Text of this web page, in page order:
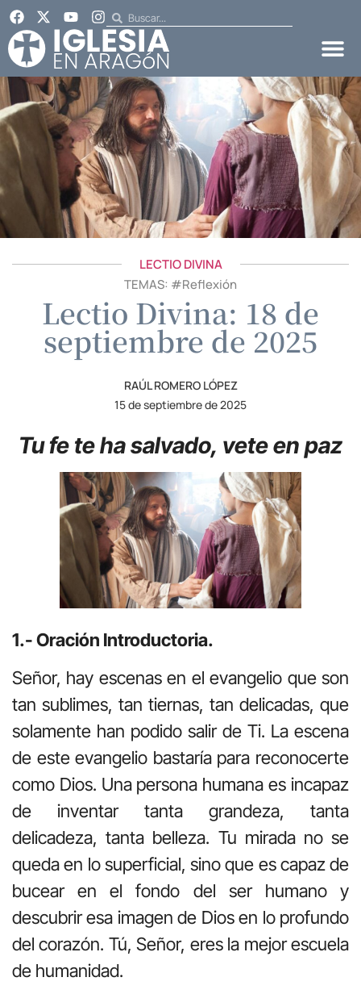
LECTIO DIVINA
TEMAS: #Reflexión
Lectio Divina: 18 de
septiembre de 2025
RAÚL ROMERO LÓPEZ
15 de septiembre de 2025
Tu fe te ha salvado, vete en paz
1.- Oración Introductoria.
Señor, hay escenas en el evangelio que son
tan sublimes, tan tiernas, tan delicadas, que
solamente han podido salir de Ti. La escena
de este evangelio bastaría para reconocerte
como Dios. Una persona humana es incapaz
de inventar tanta grandeza, tanta
delicadeza, tanta belleza. Tu mirada no se
queda en lo superficial, sino que es capaz de
bucear en el fondo del ser humano y
descubrir esa imagen de Dios en lo profundo
del corazón. Tú, Señor, eres la mejor escuela
de humanidad.